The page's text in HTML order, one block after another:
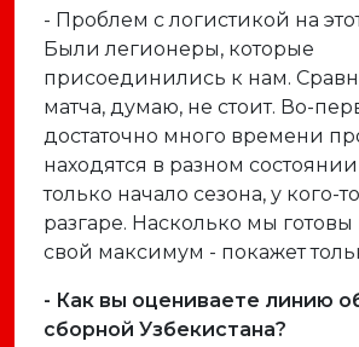
- Проблем с логистикой на
Были легионеры, которые
присоединились к нам.
матча, думаю, не стоит. Во-
достаточно много времени
находятся в разном состоянии
только начало сезона, у кого-
разгаре. Насколько мы готовы
свой максимум - покажет
- Как вы оцениваете линию
сборной Узбекистана?